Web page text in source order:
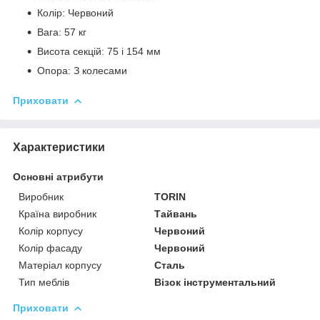
Колір: Червоний
Вага: 57 кг
Висота секцій: 75 і 154 мм
Опора: З колесами
Приховати
Характеристики
Основні атрибути
Виробник
TORIN
Країна виробник
Тайвань
Колір корпусу
Червоний
Колір фасаду
Червоний
Матеріал корпусу
Сталь
Тип меблів
Візок інструментальний
Приховати